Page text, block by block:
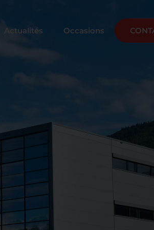
Actualités Occasions